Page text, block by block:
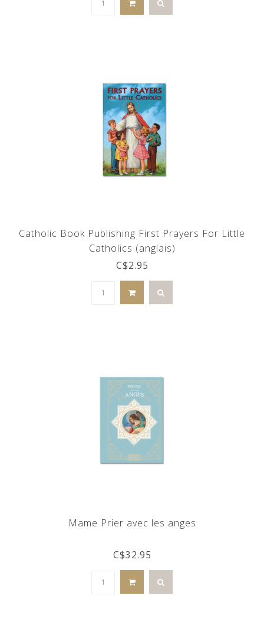
Catholic Book Publishing First Prayers For Little
Catholics (anglais)
C$2.95
Mame Prier avec les anges
C$32.95